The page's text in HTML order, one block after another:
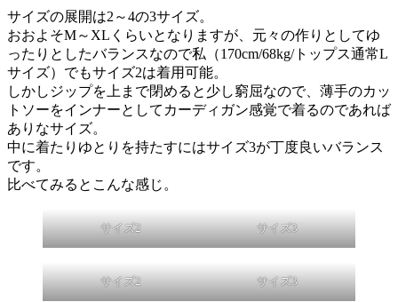
サイズの展開は2～4の3サイズ。
おおよそM～XLくらいとなりますが、元々の作りとしてゆ
ったりとしたバランスなので私（170cm/68kg/トップス通常L
サイズ）でもサイズ2は着用可能。
しかしジップを上まで閉めると少し窮屈なので、薄手のカッ
トソーをインナーとしてカーディガン感覚で着るのであれば
ありなサイズ。
中に着たりゆとりを持たすにはサイズ3が丁度良いバランス
です。
比べてみるとこんな感じ。
サイズ2 サイズ3
サイズ2 サイズ3